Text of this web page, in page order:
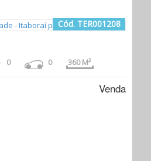
Cód. TER001208
0 0 360 M²
Venda